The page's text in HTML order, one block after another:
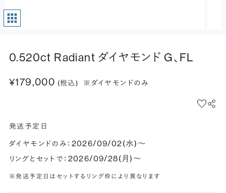
0.520ct Radiant ダイヤモンド G、FL
¥179,000 (税込) ※ダイヤモンドのみ
発送予定日
ダイヤモンドのみ： 2026/09/02(水)〜
リングとセットで： 2026/09/28(月)〜
※発送予定日はセットするリング枠により異なります